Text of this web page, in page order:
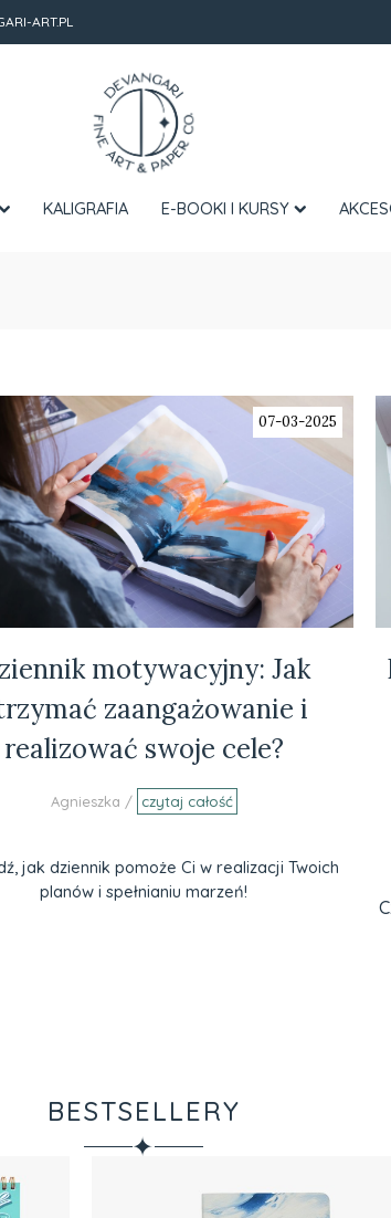
ART.PL
KALIGRAFIA E-BOOKI I KURSY
07-03-2025
motywacyjny: Jak
zaangażowanie i
realizować swoje cele?
Agnieszka / czytaj całość
jak dziennik pomoże Ci w realizacji Twoich
planów i spełnianiu marzeń!
BESTSELLERY
✦